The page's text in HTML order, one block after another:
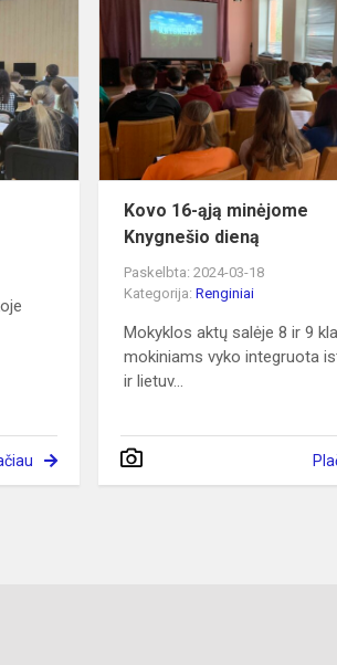
finansinį
žaidimą
Kovo 16-ąją minėjome
Knygnešio dieną
Paskelbta: 2024-03-18
Kategorija:Renginiai
Mokyklos aktų salėje 8 ir 9
mokiniams vyko integruota
ir lietuv...